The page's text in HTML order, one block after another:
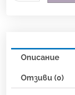
"пчелна
пита"
см
Описание
Отзиви (0)